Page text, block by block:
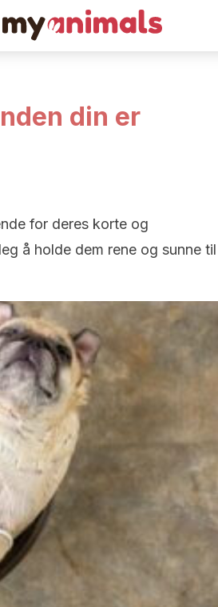
din er
for deres korte og
å holde dem rene og sunne til